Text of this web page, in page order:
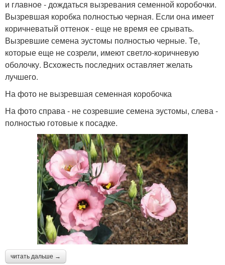
и главное - дождаться вызревания семенной коробочки.
Вызревшая коробка полностью черная. Если она имеет
коричневатый оттенок - еще не время ее срывать.
Вызревшие семена эустомы полностью черные. Те,
которые еще не созрели, имеют светло-коричневую
оболочку. Всхожесть последних оставляет желать
лучшего.
На фото не вызревшая семенная коробочка
На фото справа - не созревшие семена эустомы, слева -
полностью готовые к посадке.
читать дальше →